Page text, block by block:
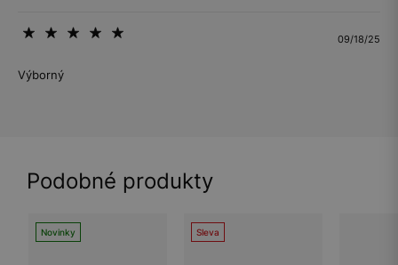
09/18/25
Výborný
Podobné produkty
Novinky Sleva